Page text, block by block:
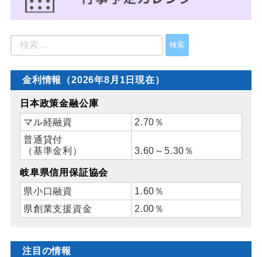
金利情報（2026年8月1日現在）
日本政策金融公庫
マル経融資
2.70％
普通貸付
（基準金利）
3.60～5.30％
岐阜県信用保証協会
県小口融資
1.60％
県創業支援資金
2.00％
注目の情報